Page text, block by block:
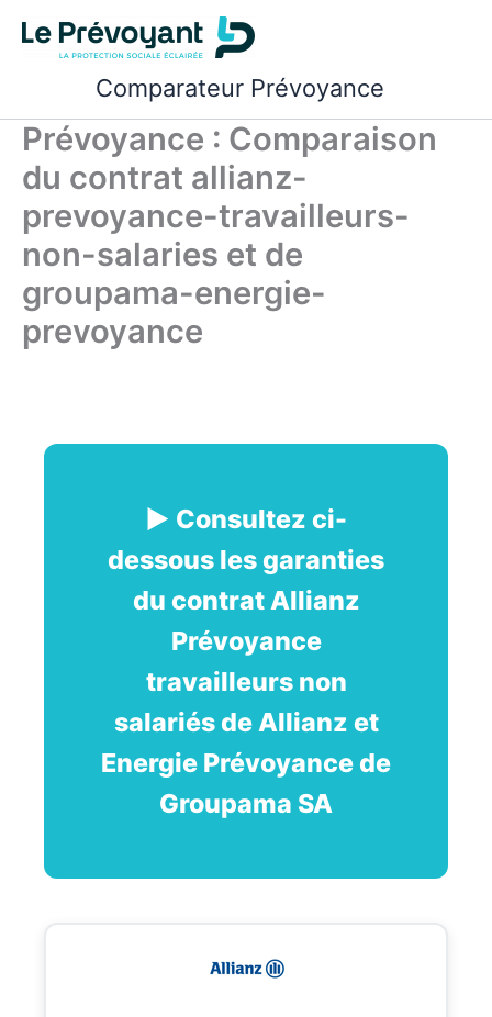
contenu
Comparateur Prévoyance
Prévoyance : Comparaison
du contrat allianz-
prevoyance-travailleurs-
non-salaries et de
groupama-energie-
prevoyance
► Consultez ci-
dessous les garanties
du contrat Allianz
Prévoyance
travailleurs non
salariés de Allianz et
Energie Prévoyance de
Groupama SA